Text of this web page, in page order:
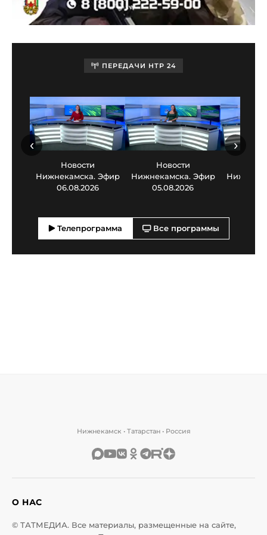
ПЕРЕДАЧИ НТР 24
Новости
Нижнекамска. Эфир
06.08.2026
Новости
Нижнекамска. Эфир
05.08.2026
‹ ›
Телепрограмма Все программы
Нижнекамск • Татарстан • Россия
О НАС
© ТАТМЕДИА. Все материалы, размещенные на сайте,